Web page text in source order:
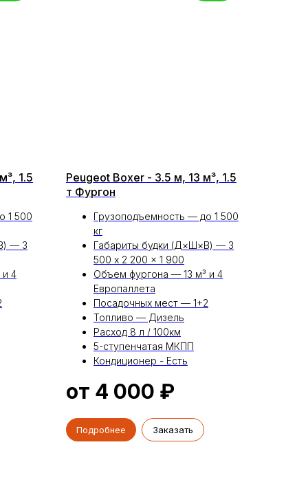
1.5
1 500
— 3
4
Peugeot Boxer - 3.5 м, 13 м³, 1.5
т Фургон
Грузоподъемность — до 1 500
кг
Габариты будки (Д×Ш×В) — 3
500 x 2 200 x 1 900
Объем фургона — 13 м³ и 4
Европаллета
Посадочных мест — 1+2
Топливо — Дизель
Расход 8 л / 100км
5-ступенчатая МКПП
Кондиционер - Есть
от 4 000 ₽
Подробнее Заказать